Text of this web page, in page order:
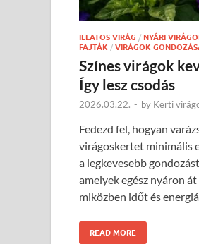
ILLATOS VIRÁG / NYÁRI
FAJTÁK / VIRÁGOK
Színes virágok
Így lesz csodás
2026.03.22. - by Kerti
Fedezd fel, hogyan
virágoskertet minimális
a legkevesebb
amelyek egész nyáron
miközben időt és
READ MORE